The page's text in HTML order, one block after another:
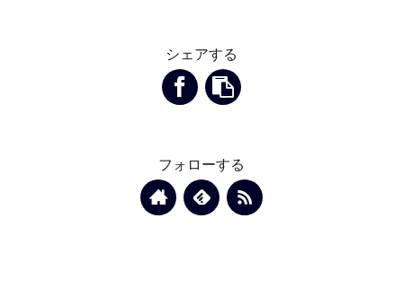
シェアする
フォローする